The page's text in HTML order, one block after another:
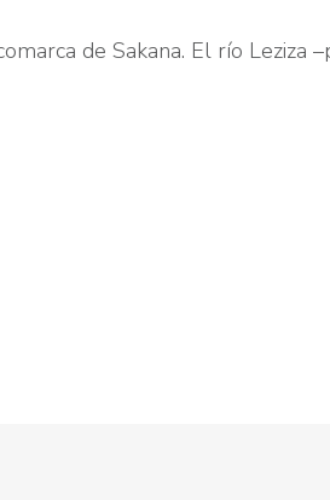
de Sakana. El río Leziza